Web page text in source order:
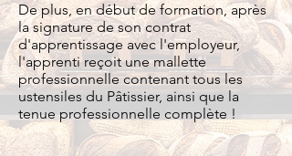
De plus, en début de formation, après
la signature de son contrat
d'apprentissage avec l'employeur,
l'apprenti reçoit une mallette
professionnelle contenant tous les
ustensiles du Pâtissier, ainsi que la
tenue professionnelle complète !